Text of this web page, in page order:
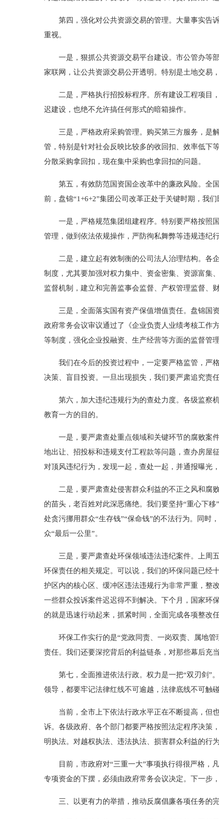
第四，强化对公共资源交易的管理。大量事实告诉
重视。
一是，狠抓公共资源交易平台建设。市公管办等部
家联网，让公共资源交易公开透明。特别是土地交易
二是，严格执行招投标程序。所有建设工程项目，
迟建设，也绝不允许搞任何形式的暗箱操作。
三是，严格政府采购管理。购买第三方服务，是解
管，特别是针对社会反映比较多的收回扣、效率低下
分散采购拿回扣，现在集中采购也拿回扣的问题。
第五，有效防范国资国企改革中的廉政风险。全国
前，盘锦“1+6+2”集团公司改革正处于关键时期，我
一是，严格规范集团组建程序。特别要严格按照国
管理，做到依法依规操作，严防徇私舞弊等违规违纪
二是，建立起有效制衡的公司法人治理结构。各企
制度，尤其要加强对权力集中、资金密集、资源富集
监督机制，建立和完善监事会监督、产权管理监督、
三是，全面落实国有资产保值增值责任。盘锦国资
政府常务会议审议通过了《企业负责人业绩考核工作
等制度，强化企业投融资、生产经营等方面的监督管
我们在今后的投资过程中，一定要严格监管，严格
决策、盲目投资。一旦出现损失，我们要严肃追究责
第六，加大违纪违规行为的查处力度。各级监察机
教育一方的目的。
一是，要严肃查处重点领域和关键环节的腐败案件
地出让、招投标和违规支付工程款等问题，查办房屋
对顶风违纪行为，发现一起，查处一起，并通报曝光
二是，要严肃查处侵害群众利益的不正之风和腐败
的苗头，老百姓对此深恶痛绝。我们要坚持“重心下
处贪污挪用群众“生存钱”“保命钱”的不法行为。同时
众“最后一公里”。
三是，要严肃查处环保领域违法违纪案件。上周五
环保责任的相关规定。可以说，我们的环保问题已经
护区内的核心区、缓冲区违法违规行为非常严重，整
一些群众投诉案件迟迟得不到解决。下个月，国家环
的就是迅速行动起来，抓紧时间，全面完成各项整改
环保工作实行的是“党政同责、一岗双责、属地管
责任。我们还要深挖背后的利益链条，对那些幕后充
第七，全面推进依法行政。权力是一把“双刃剑”。
领导，都要牢记法律红线不可逾越，法律底线不可触
当前，全市上下依法行政水平正在不断提高，但也
诉。各级政府、各个部门都要严格按照法定程序决策
明执法。对越权执法、违法执法、损害群众利益的行
目前，市政府对“三重一大”事项执行得很严格，凡
专项资金的下摆，必须由政府常务会议决定。下一步
三、以更有力的举措，推动反腐倡廉各项任务的